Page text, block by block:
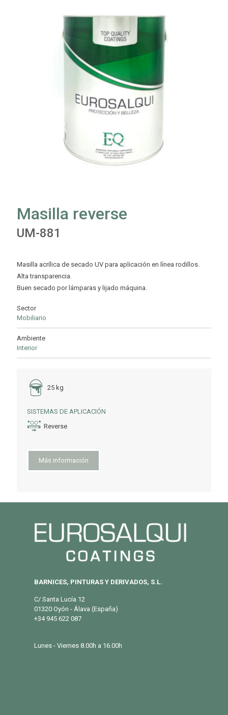
Masilla reverse
UM-881
Masilla acrílica de secado UV para aplicación en línea rodillos.
Alta transparencia.
Buen secado por lámparas y lijado máquina.
Sector
Mobiliario
Ambiente
Interior
25 kg
SISTEMAS DE APLICACIÓN
Reverse
Más información
BARNICES, PINTURAS Y DERIVADOS, S.L.
C/ Santa Lucía 12
01320 Oyón - Álava (España)
+34 945 622 087
Lunes - Viernes 8.00h a 16.00h